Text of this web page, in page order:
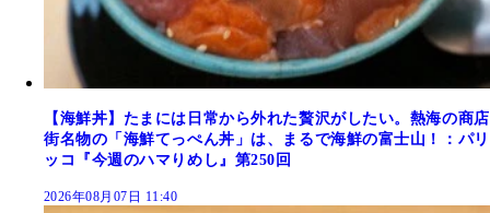
【海鮮丼】たまには日常から外れた贅沢がしたい。熱海の商店
街名物の「海鮮てっぺん丼」は、まるで海鮮の富士山！：パリ
ッコ『今週のハマりめし』第250回
2026年08月07日 11:40